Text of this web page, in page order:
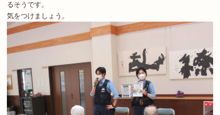
るそうです。
気をつけましょう。